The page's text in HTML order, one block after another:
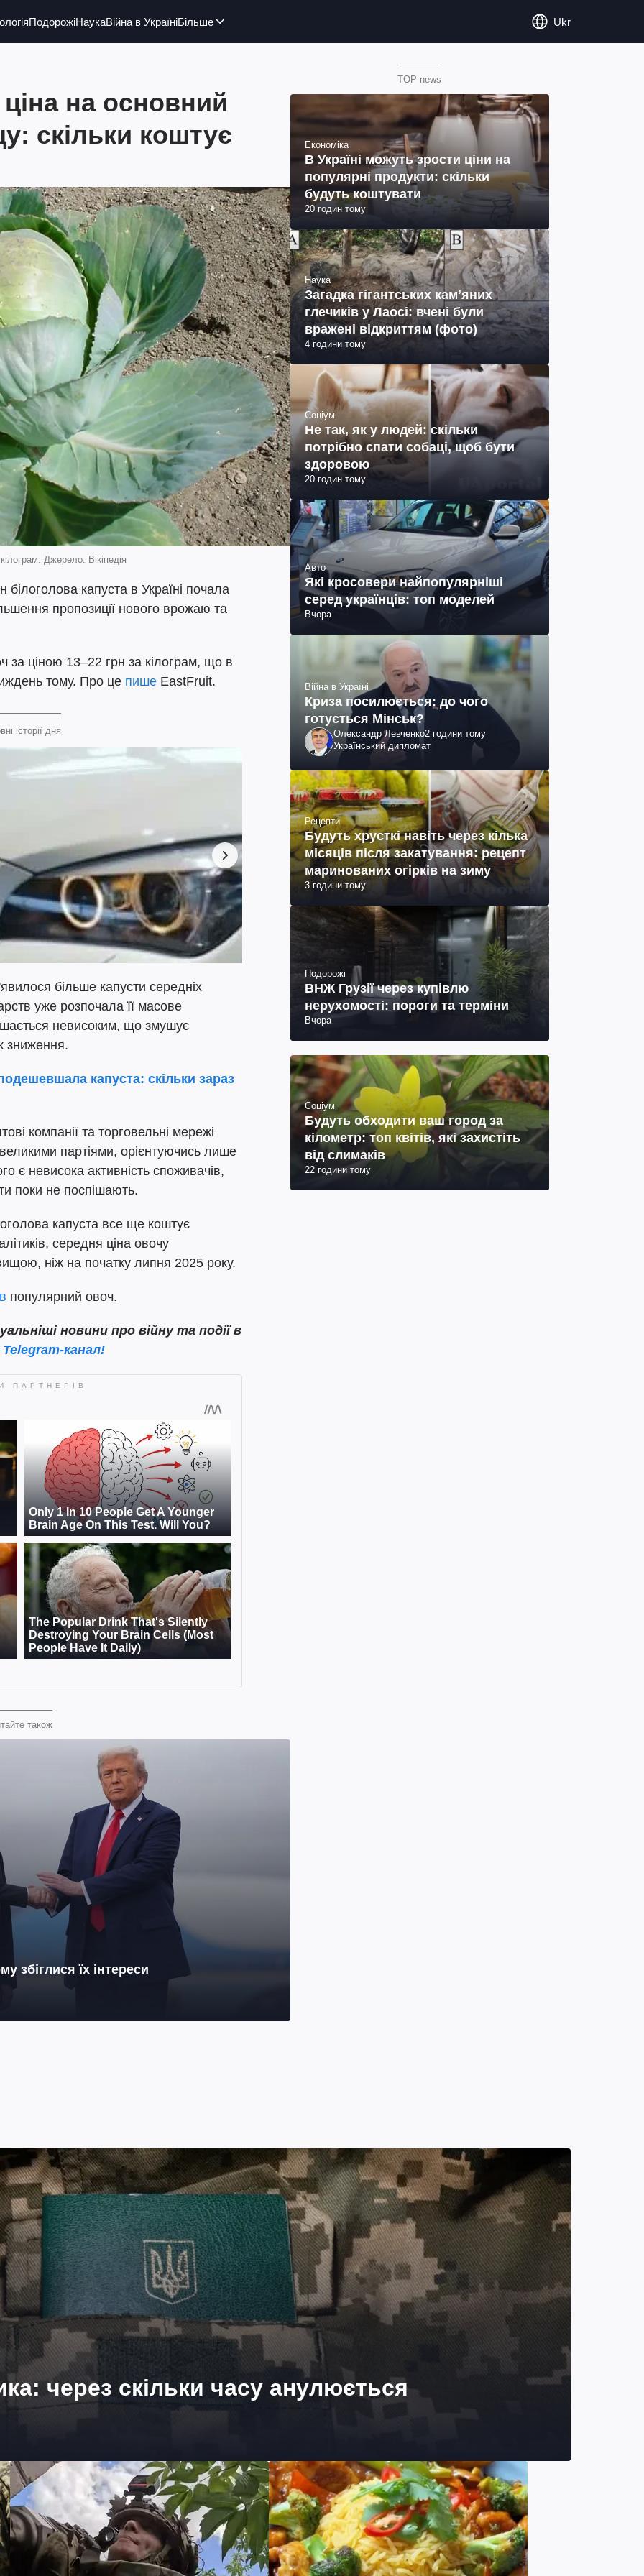
ПодорожіНаукаВійна в УкраїніБільше Ukr
на основний
скільки коштує
Джерело: Вікіпедія
білоголова капуста в Україні почала
пропозиції нового врожаю та
за ціною 13–22 грн за кілограм, що в
тому. Про це пише EastFruit.
історії дня
більше капусти середніх
уже розпочала її масове
невисоким, що змушує
зниження.
капуста: скільки зараз
компанії та торговельні мережі
партіями, орієнтуючись лише
є невисока активність споживачів,
поки не поспішають.
капуста все ще коштує
середня ціна овочу
ніж на початку липня 2025 року.
популярний овоч.
новини про війну та події в
канал!
також
збіглися їх інтереси
TOP news
Економіка
В Україні можуть зрости ціни на
популярні продукти: скільки
будуть коштувати
20 годин тому
Наука
Загадка гігантських камʼяних
глечиків у Лаосі: вчені були
вражені відкриттям (фото)
4 години тому
Соціум
Не так, як у людей: скільки
потрібно спати собаці, щоб бути
здоровою
20 годин тому
Авто
Які кросовери найпопулярніші
серед українців: топ моделей
Вчора
Війна в Україні
Криза посилюється: до чого
готується Мінськ?
Олександр Левченко2 години тому
Український дипломат
Рецепти
Будуть хрусткі навіть через кілька
місяців після закатування: рецепт
маринованих огірків на зиму
3 години тому
Подорожі
ВНЖ Грузії через купівлю
нерухомості: пороги та терміни
Вчора
Соціум
Будуть обходити ваш город за
кілометр: топ квітів, які захистіть
від слимаків
22 години тому
через скільки часу анулюється